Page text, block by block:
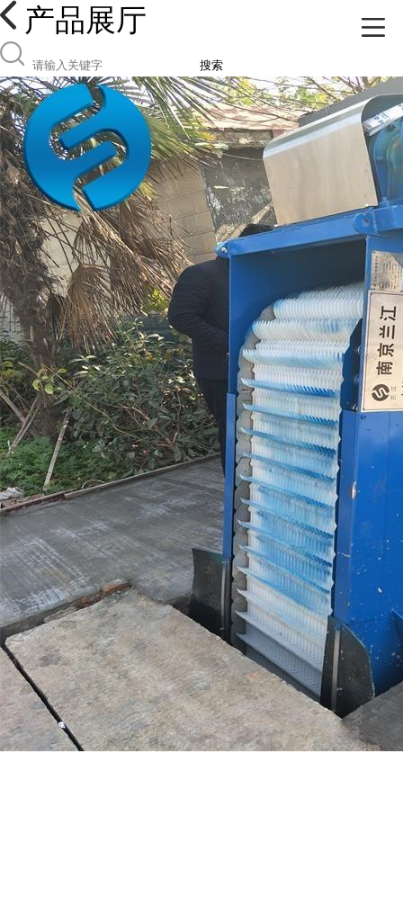
产品展厅
搜索